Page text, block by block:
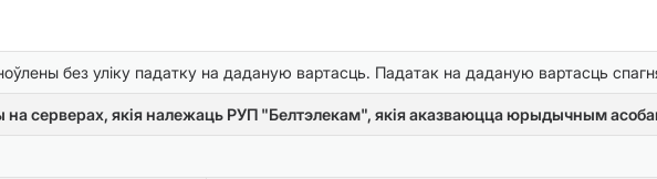
без уліку падатку на даданую вартасць. Падатак на даданую вартасць
на серверах, якія належаць РУП "Белтэлекам", якія аказваюцца юрыдычным